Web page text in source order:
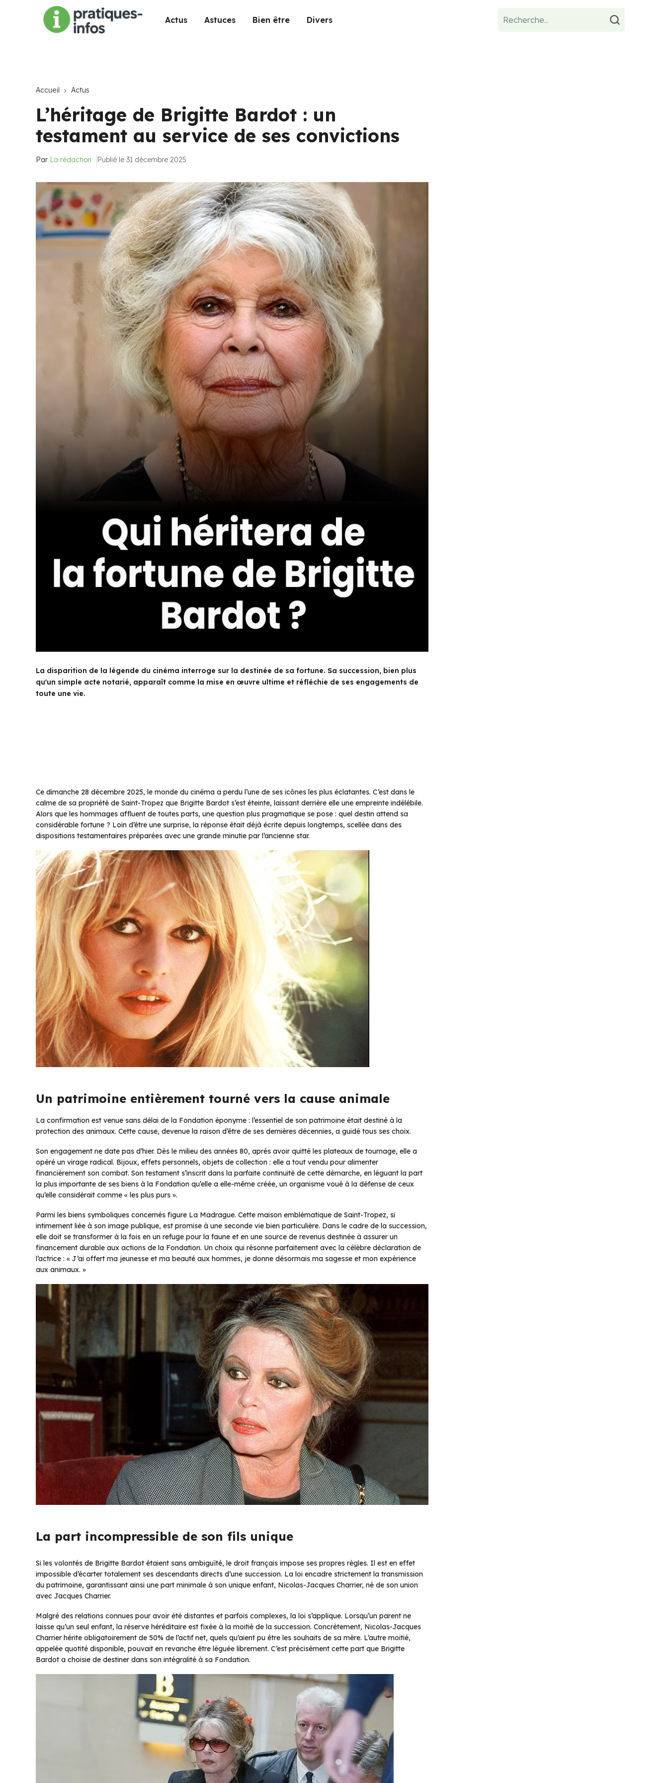
Actus Astuces Bien être Divers
Accueil Actus
L’héritage de Brigitte Bardot : un
testament au service de ses convictions
Par La rédaction Publié le 31 décembre 2025
La disparition de la légende du cinéma interroge sur la destinée de sa fortune. Sa succession, bien plus
qu'un simple acte notarié, apparaît comme la mise en œuvre ultime et réfléchie de ses engagements de
toute une vie.
Ce dimanche 28 décembre 2025, le monde du cinéma a perdu l’une de ses icônes les plus éclatantes. C’est dans le
calme de sa propriété de Saint-Tropez que Brigitte Bardot s’est éteinte, laissant derrière elle une empreinte indélébile.
Alors que les hommages affluent de toutes parts, une question plus pragmatique se pose : quel destin attend sa
considérable fortune ? Loin d’être une surprise, la réponse était déjà écrite depuis longtemps, scellée dans des
dispositions testamentaires préparées avec une grande minutie par l’ancienne star.
Un patrimoine entièrement tourné vers la cause animale
La confirmation est venue sans délai de la Fondation éponyme : l’essentiel de son patrimoine était destiné à la
protection des animaux. Cette cause, devenue la raison d’être de ses dernières décennies, a guidé tous ses choix.
Son engagement ne date pas d’hier. Dès le milieu des années 80, après avoir quitté les plateaux de tournage, elle a
opéré un virage radical. Bijoux, effets personnels, objets de collection : elle a tout vendu pour alimenter
financièrement son combat. Son testament s’inscrit dans la parfaite continuité de cette démarche, en léguant la part
la plus importante de ses biens à la Fondation qu’elle a elle-même créée, un organisme voué à la défense de ceux
qu’elle considérait comme « les plus purs ».
Parmi les biens symboliques concernés figure La Madrague. Cette maison emblématique de Saint-Tropez, si
intimement liée à son image publique, est promise à une seconde vie bien particulière. Dans le cadre de la succession,
elle doit se transformer à la fois en un refuge pour la faune et en une source de revenus destinée à assurer un
financement durable aux actions de la Fondation. Un choix qui résonne parfaitement avec la célèbre déclaration de
l’actrice : « J’ai offert ma jeunesse et ma beauté aux hommes, je donne désormais ma sagesse et mon expérience
aux animaux. »
La part incompressible de son fils unique
Si les volontés de Brigitte Bardot étaient sans ambiguïté, le droit français impose ses propres règles. Il est en effet
impossible d’écarter totalement ses descendants directs d’une succession. La loi encadre strictement la transmission
du patrimoine, garantissant ainsi une part minimale à son unique enfant, Nicolas-Jacques Charrier, né de son union
avec Jacques Charrier.
Malgré des relations connues pour avoir été distantes et parfois complexes, la loi s’applique. Lorsqu’un parent ne
laisse qu’un seul enfant, la réserve héréditaire est fixée à la moitié de la succession. Concrètement, Nicolas-Jacques
Charrier hérite obligatoirement de 50% de l’actif net, quels qu’aient pu être les souhaits de sa mère. L’autre moitié,
appelée quotité disponible, pouvait en revanche être léguée librement. C’est précisément cette part que Brigitte
Bardot a choisie de destiner dans son intégralité à sa Fondation.